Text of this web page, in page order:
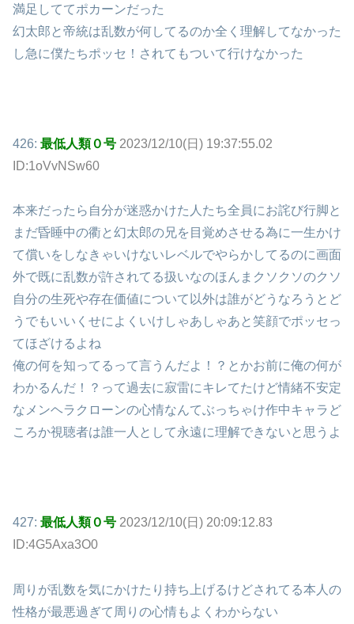
満足しててポカーンだった
幻太郎と帝統は乱数が何してるのか全く理解してなかった
し急に僕たちポッセ！されてもついて行けなかった
426: 最低人類０号 2023/12/10(日) 19:37:55.02
ID:1oVvNSw60
本来だったら自分が迷惑かけた人たち全員にお詫び行脚と
まだ昏睡中の衢と幻太郎の兄を目覚めさせる為に一生かけ
て償いをしなきゃいけないレベルでやらかしてるのに画面
外で既に乱数が許されてる扱いなのほんまクソクソのクソ
自分の生死や存在価値について以外は誰がどうなろうとど
うでもいいくせによくいけしゃあしゃあと笑顔でポッセっ
てほざけるよね
俺の何を知ってるって言うんだよ！？とかお前に俺の何が
わかるんだ！？って過去に寂雷にキレてたけど情緒不安定
なメンヘラクローンの心情なんてぶっちゃけ作中キャラど
ころか視聴者は誰一人として永遠に理解できないと思うよ
427: 最低人類０号 2023/12/10(日) 20:09:12.83
ID:4G5Axa3O0
周りが乱数を気にかけたり持ち上げるけどされてる本人の
性格が最悪過ぎて周りの心情もよくわからない